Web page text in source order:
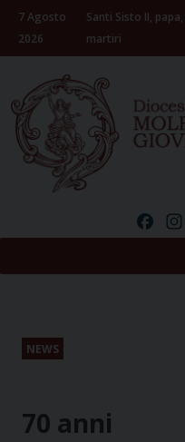
Skip
content
7 Agosto
2026
Santi Sisto II,
martiri
NEWS
70 anni